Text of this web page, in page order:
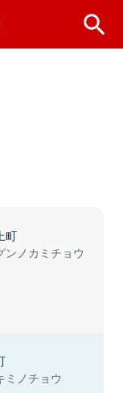
町
ンノカミチョウ
ミノチョウ